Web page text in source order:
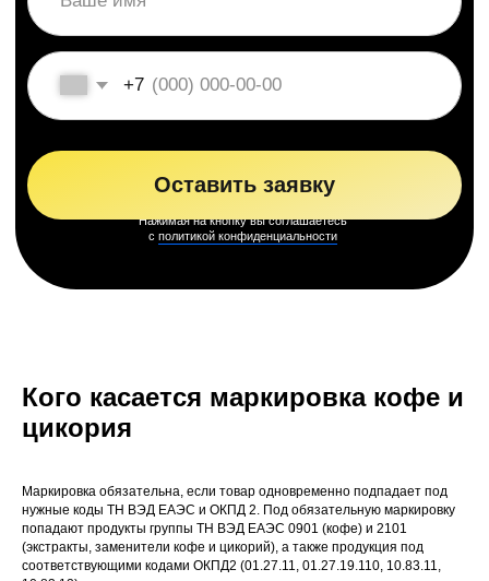
Кого касается маркировка кофе и
цикория
Маркировка обязательна, если товар одновременно подпадает под
нужные коды ТН ВЭД ЕАЭС и ОКПД 2. Под обязательную маркировку
попадают продукты группы ТН ВЭД ЕАЭС 0901 (кофе) и 2101
(экстракты, заменители кофе и цикорий), а также продукция под
соответствующими кодами ОКПД2 (01.27.11, 01.27.19.110, 10.83.11,